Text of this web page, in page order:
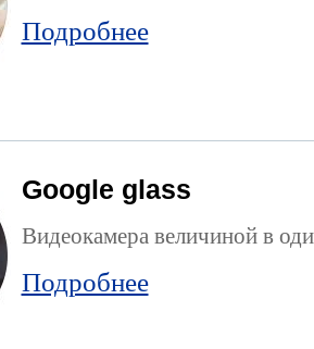
Подробнее
Google glass
Видеокамера величиной в
Подробнее